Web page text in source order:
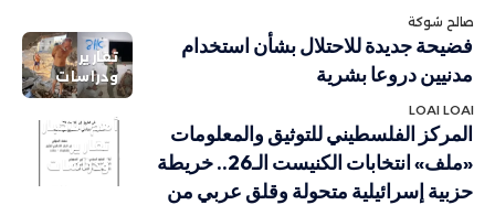
صالح شوكة
تقارير
ودراسات
فضيحة جديدة للاحتلال بشأن استخدام
مدنيين دروعا بشرية
LOAI LOAI
أهم الاخبار
تقارير
ودراسات
المركز الفلسطيني للتوثيق والمعلومات
«ملف» انتخابات الكنيست الـ26.. خريطة
حزبية إسرائيلية متحولة وقلق عربي من